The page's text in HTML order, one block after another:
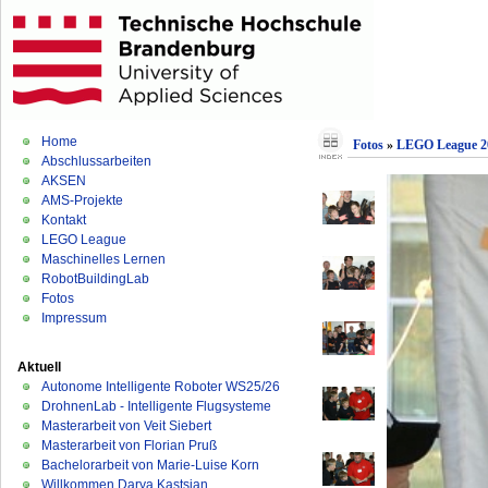
Home
Abschlussarbeiten
AKSEN
AMS-Projekte
Kontakt
LEGO League
Maschinelles Lernen
RobotBuildingLab
Fotos
Impressum
Aktuell
Autonome Intelligente Roboter WS25/26
DrohnenLab - Intelligente Flugsysteme
Masterarbeit von Veit Siebert
Masterarbeit von Florian Pruß
Bachelorarbeit von Marie-Luise Korn
Willkommen Darya Kastsian
Fotos »LEGO League